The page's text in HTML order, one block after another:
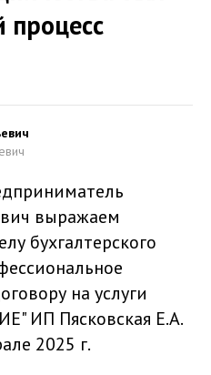
процесс
выражаем
бухгалтерского
на услуги
ИП Пясковская Е.А.
2025 г.